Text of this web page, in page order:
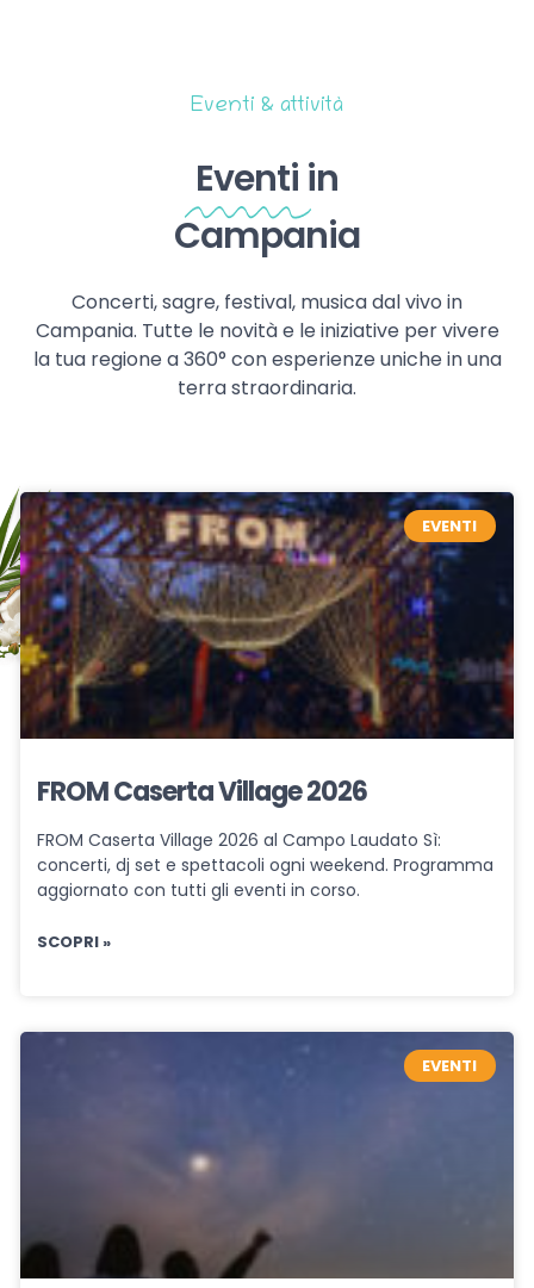
Eventi & attività
Eventi in
Campania
Concerti, sagre, festival, musica dal vivo in
Campania. Tutte le novità e le iniziative per vivere
la tua regione a 360° con esperienze uniche in una
terra straordinaria.
EVENTI
FROM Caserta Village 2026
FROM Caserta Village 2026 al Campo Laudato Sì:
concerti, dj set e spettacoli ogni weekend. Programma
aggiornato con tutti gli eventi in corso.
SCOPRI »
EVENTI